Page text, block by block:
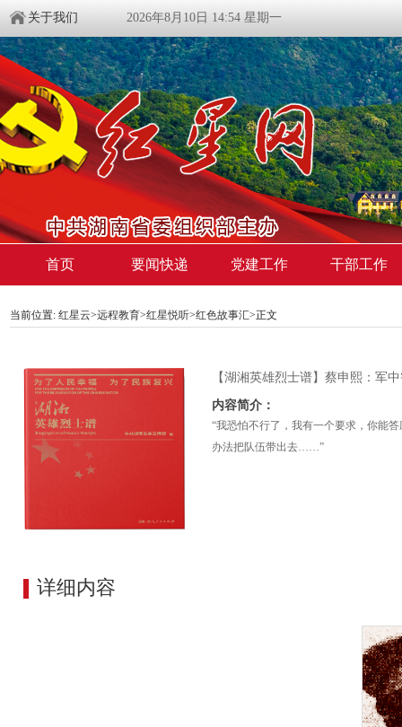
关于我们 2026年8月10日 14:54 星期一
首页 要闻快递 党建工作 干部工作
当前位置: 红星云>远程教育>红星悦听>红色故事汇>正文
【湖湘英雄烈士谱】蔡申熙：军
内容简介：
“我恐怕不行了，我有一个要求，你能
办法把队伍带出去……”
详细内容